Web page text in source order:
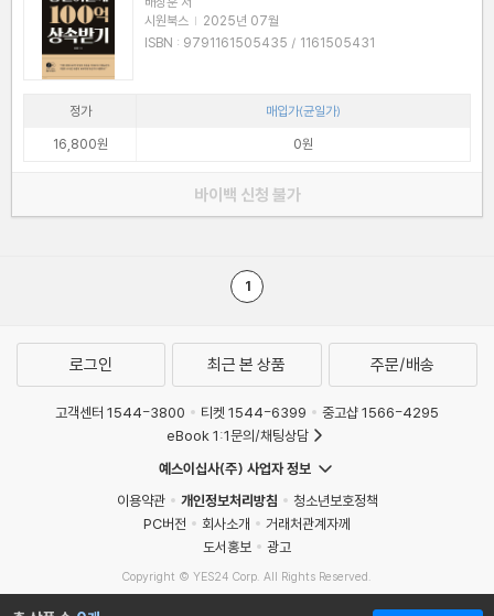
시원북스 | 2025년 07월
ISBN : 9791161505435 / 1161505431
정가
매입가(균일가)
16,800원
0원
바이백 신청 불가
1
로그인 최근 본 상품 주문/배송
고객센터 1544-3800 티켓 1544-6399
중고샵 1566-4295
eBook 1:1문의/채팅상담
예스이십사(주) 사업자 정보
이용약관
개인정보처리방침
청소년보호정책
PC버전
회사소개
거래처관계자께
도서홍보
광고
Copyright © YES24 Corp. All Rights Reserved.
MATOM11